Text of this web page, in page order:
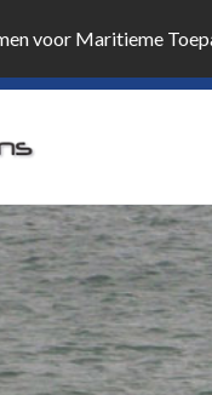
voor Maritieme